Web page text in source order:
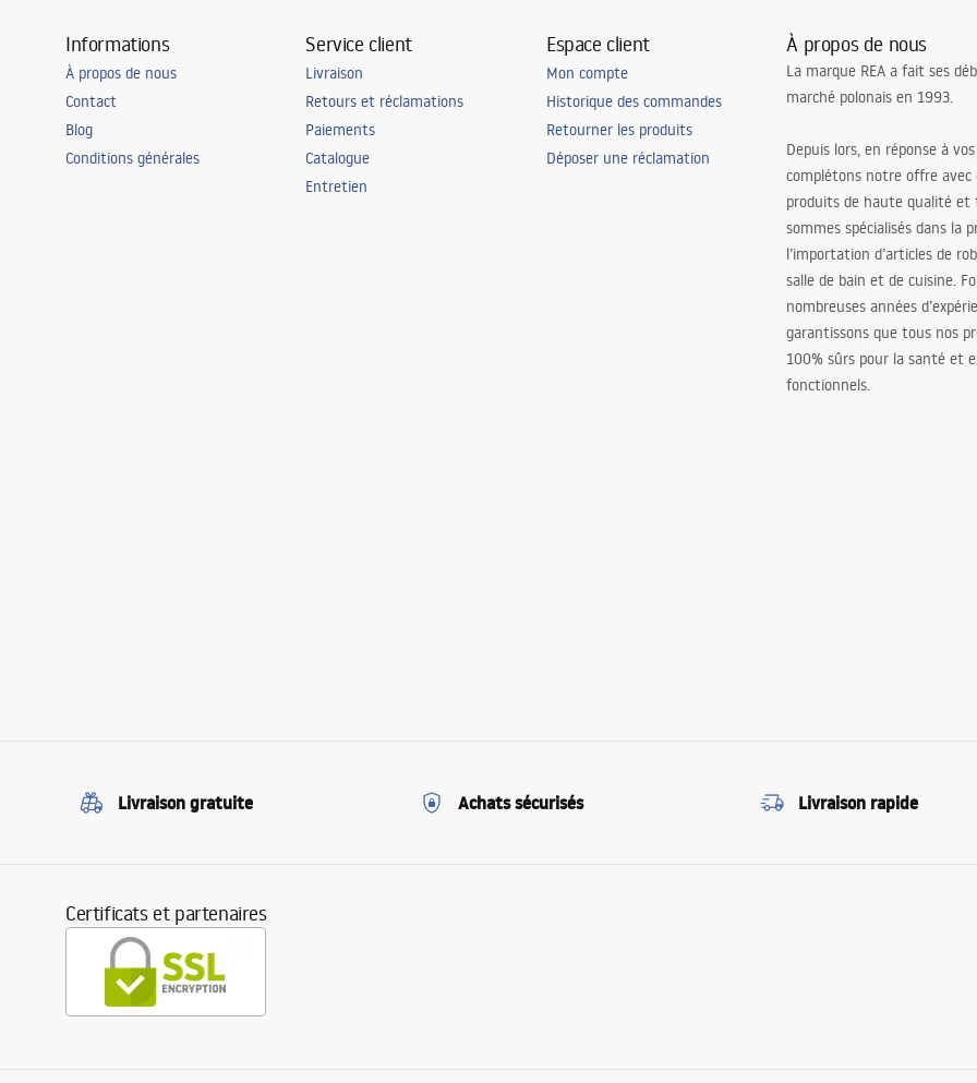
Informations
À propos de nous
Contact
Blog
Conditions générales
Service client
Livraison
Retours et réclamations
Paiements
Catalogue
Entretien
Espace client
Mon compte
Historique des commandes
Retourner les produits
Déposer une réclamation
À propos de nous
La marque REA a fait ses
marché polonais en 1993.
Depuis lors, en réponse à
complétons notre offre avec
produits de haute qualité et
sommes spécialisés dans la
l’importation d’articles de
salle de bain et de cuisine.
nombreuses années
garantissons que tous nos
100% sûrs pour la santé et
fonctionnels.
Livraison gratuite Achats sécurisés Livraison rapide
Certificats et partenaires